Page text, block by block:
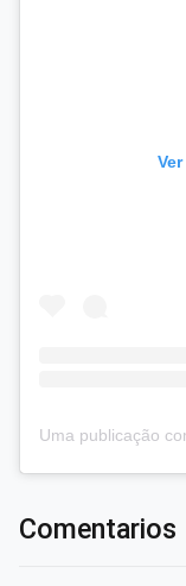
Comentarios